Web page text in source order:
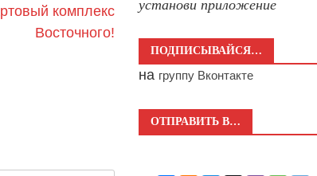
комплекс
Восточного!
установи приложение
ПОДПИСЫВАЙСЯ…
на группу Вконтакте
ОТПРАВИТЬ В…